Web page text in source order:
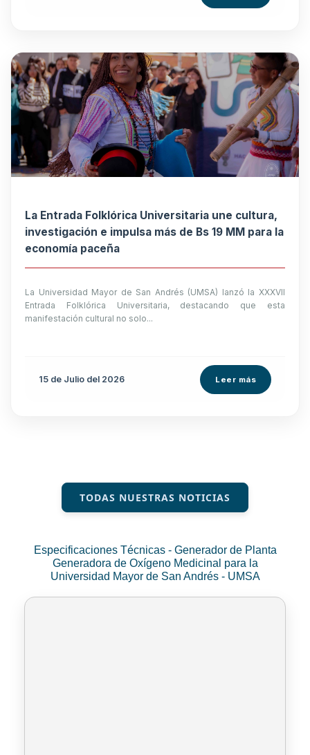
La Entrada Folklórica Universitaria une cultura,
investigación e impulsa más de Bs 19 MM para la
economía paceña
La Universidad Mayor de San Andrés (UMSA) lanzó la XXXVII
Entrada Folklórica Universitaria, destacando que esta
manifestación cultural no solo...
15 de Julio del 2026 Leer más
TODAS NUESTRAS NOTICIAS
Especificaciones Técnicas - Generador de Planta
Generadora de Oxígeno Medicinal para la
Universidad Mayor de San Andrés - UMSA